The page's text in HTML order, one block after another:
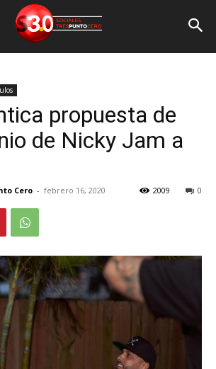
propuesta de
de Nicky Jam a
Cero - febrero 16, 2020 0
2009